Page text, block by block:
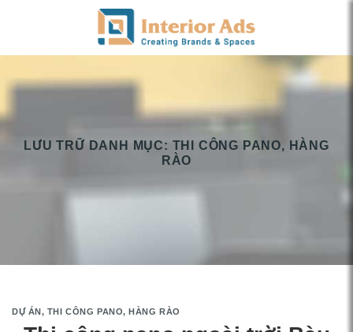
LƯU TRỮ DANH MỤC: THI CÔNG PANO, HÀNG
RÀO
DỰ ÁN, THI CÔNG PANO, HÀNG RÀO